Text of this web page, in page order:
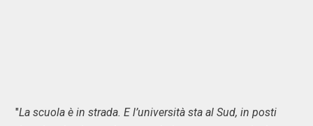
"La scuola è in strada. E l’università sta al Sud, in posti